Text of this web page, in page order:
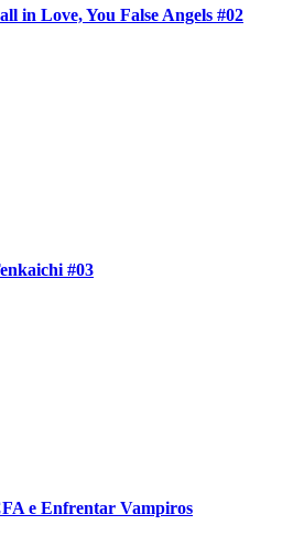
in Love, You False Angels #02
#03
e Enfrentar Vampiros